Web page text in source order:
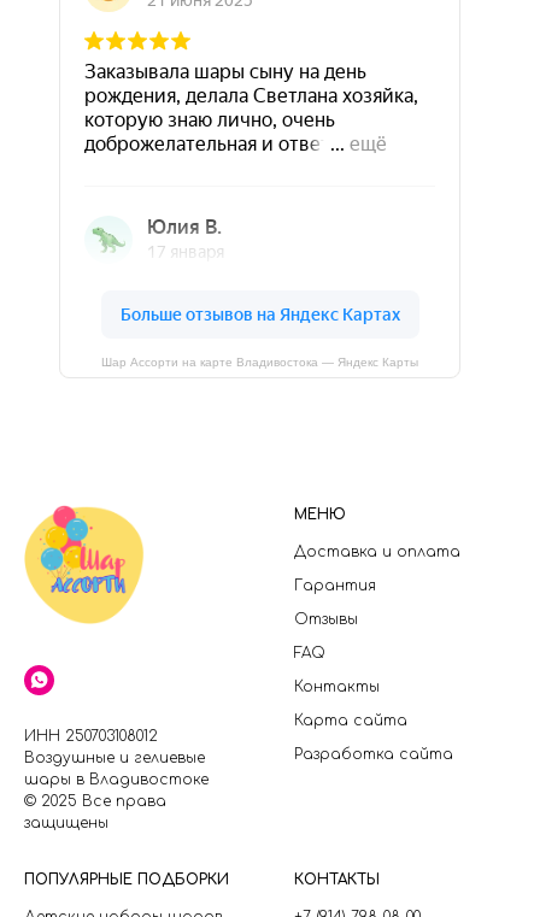
Шар Ассорти на карте Владивостока — Яндекс Карты
ИНН 250703108012
Воздушные и гелиевые
шары в Владивостоке
© 2025 Все права
защищены
МЕНЮ
Доставка и оплата
Гарантия
Отзывы
FAQ
Контакты
Карта сайта
Разработка сайта
ПОПУЛЯРНЫЕ ПОДБОРКИ КОНТАКТЫ